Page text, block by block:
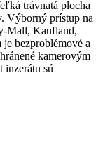
trávnatá plocha
Výborný prístup na
Mall, Kaufland,
bezproblémové a
kamerovým
inzerátu sú